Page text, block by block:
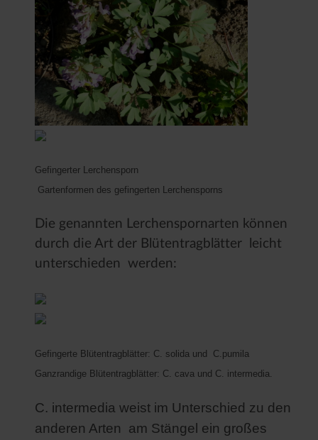
Gefingerter Lerchensporn
Gartenformen des gefingerten Lerchensporns
Die genannten Lerchenspornarten können
durch die Art der Blütentragblätter leicht
unterschieden werden:
Gefingerte Blütentragblätter: C. solida und C.pumila
Ganzrandige Blütentragblätter: C. cava und C. intermedia.
C. intermedia weist im Unterschied zu den
anderen Arten am Stängel ein großes